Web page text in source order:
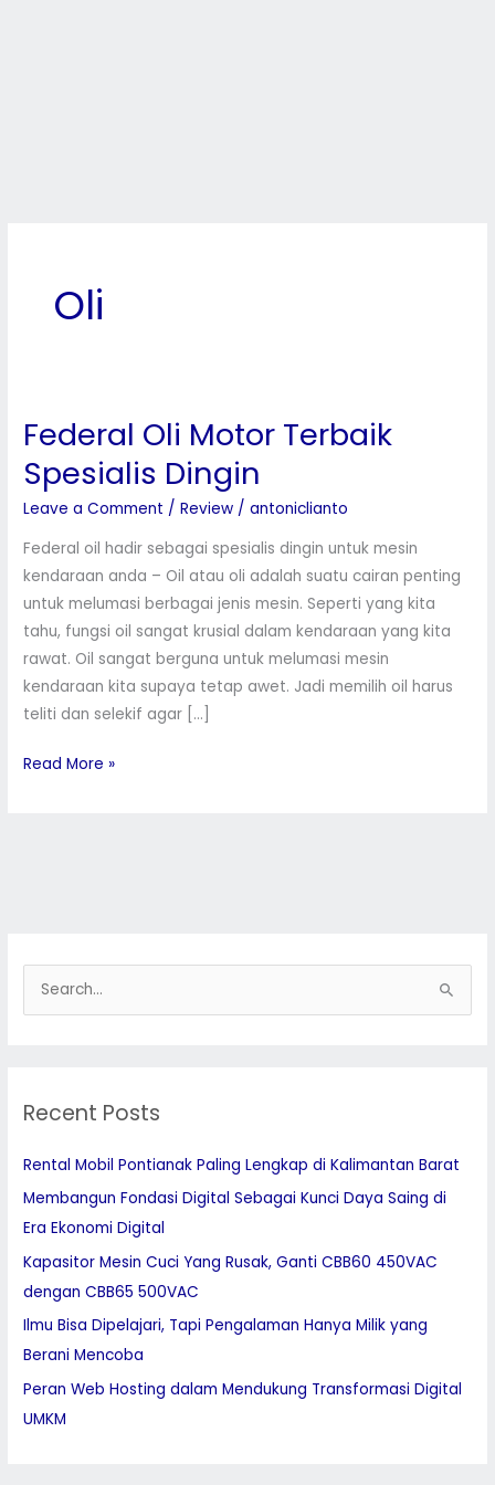
Oli
Federal Oli Motor Terbaik
Spesialis Dingin
Leave a Comment /Review /antoniclianto
Federal oil hadir sebagai spesialis dingin untuk mesin
kendaraan anda – Oil atau oli adalah suatu cairan penting
untuk melumasi berbagai jenis mesin. Seperti yang kita
tahu, fungsi oil sangat krusial dalam kendaraan yang kita
rawat. Oil sangat berguna untuk melumasi mesin
kendaraan kita supaya tetap awet. Jadi memilih oil harus
teliti dan selekif agar […]
Federal
Motor
Terbaik
Spesialis
Dingin
Read More »
e
c
f
o
r
:
Recent Posts
Rental Mobil Pontianak Paling Lengkap di Kalimantan Barat
Membangun Fondasi Digital Sebagai Kunci Daya Saing di
Era Ekonomi Digital
Kapasitor Mesin Cuci Yang Rusak, Ganti CBB60 450VAC
dengan CBB65 500VAC
Ilmu Bisa Dipelajari, Tapi Pengalaman Hanya Milik yang
Berani Mencoba
Peran Web Hosting dalam Mendukung Transformasi Digital
UMKM